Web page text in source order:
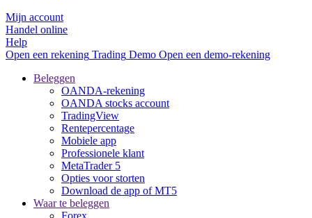
Mijn account
Handel online
Help
Open een rekening Trading Demo Open een demo-rekening
Beleggen
OANDA-rekening
OANDA stocks account
TradingView
Rentepercentage
Mobiele app
Professionele klant
MetaTrader 5
Opties voor storten
Download de app of MT5
Waar te beleggen
Forex